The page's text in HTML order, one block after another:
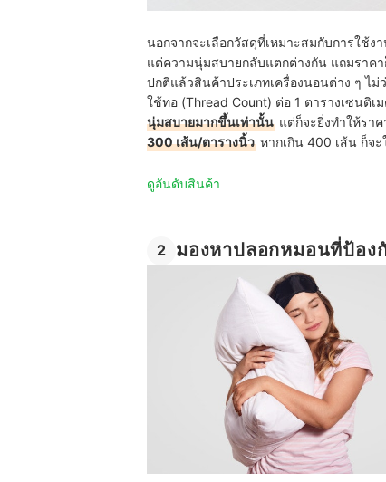
นอกจากจะเลือกวัสดุที่เหมาะสมกับการใช้
แต่ความนุ่มสบายกลับแตกต่างกัน แถมราค
ปกติแล้วสินค้าประเภทเครื่องนอนต่าง ๆ ไ
ใช้ทอ (Thread Count) ต่อ 1 ตารางเซนติเ
นุ่มสบายมากขึ้นเท่านั้น แต่ก็จะยิ่งทำให้รา
300 เส้น/ตารางนิ้ว หากเกิน 400 เส้น ก็จ
ดูอันดับสินค้า
2 มองหาปลอกหมอนที่ป้อง